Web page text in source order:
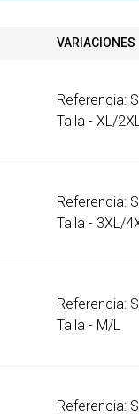
VARIACIONES
Referencia:
Talla - XL/
Referencia:
Talla - 3XL/
Referencia:
Talla - M/L
Referencia: